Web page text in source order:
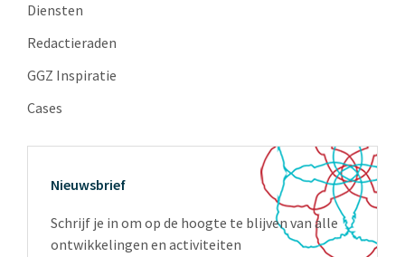
Diensten
Redactieraden
GGZ Inspiratie
Cases
Nieuwsbrief
Schrijf je in om op de hoogte te blijven van alle
ontwikkelingen en activiteiten